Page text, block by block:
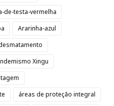
de-testa-vermelha
Ararinha-azul
Xingu
áreas de proteção integral